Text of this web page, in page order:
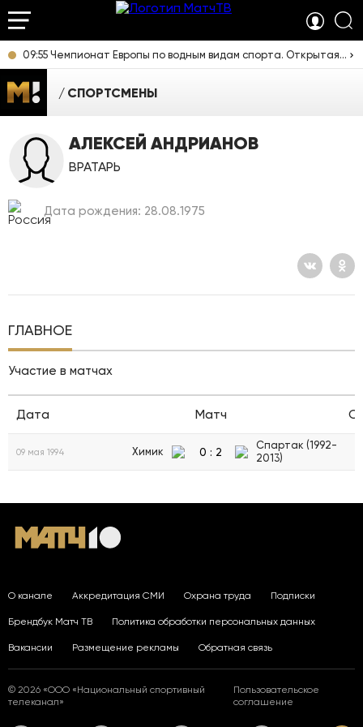
09:55 Чемпионат Европы по водным видам спорта. Открытая вода. Женщины 3 км. Прямая трансляция из Франции
СПОРТСМЕНЫ
АЛЕКСЕЙ АНДРИАНОВ
ВРАТАРЬ
Дата рождения: 28.08.1975
ГЛАВНОЕ
Участие в матчах
Дата Матч
09 мая 1994 Химик 0 : 2
Спартак (1992-
2013)
О канале Аккредитация СМИ Охрана труда Подписки
Брендбук Матч ТВ Политика обработки персональных данных
Вакансии Размещение рекламы Обратная связь
© 2026 «ООО «Национальный спортивный
телеканал»
Пользовательское
соглашение